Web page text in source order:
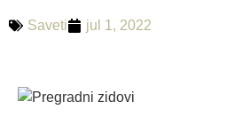
Saveti jul 1, 2022